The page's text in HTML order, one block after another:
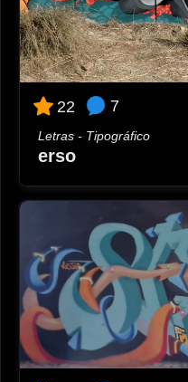
22 7
Letras - Tipográfico
erso